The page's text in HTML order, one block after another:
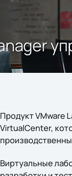
Продукт VMware
VirtualCenter,
Виртуальные